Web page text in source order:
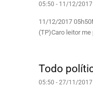
05:50 - 11/12/2017
11/12/2017
(TP)Caro leitor
Todo
05:50 - 27/11/2017